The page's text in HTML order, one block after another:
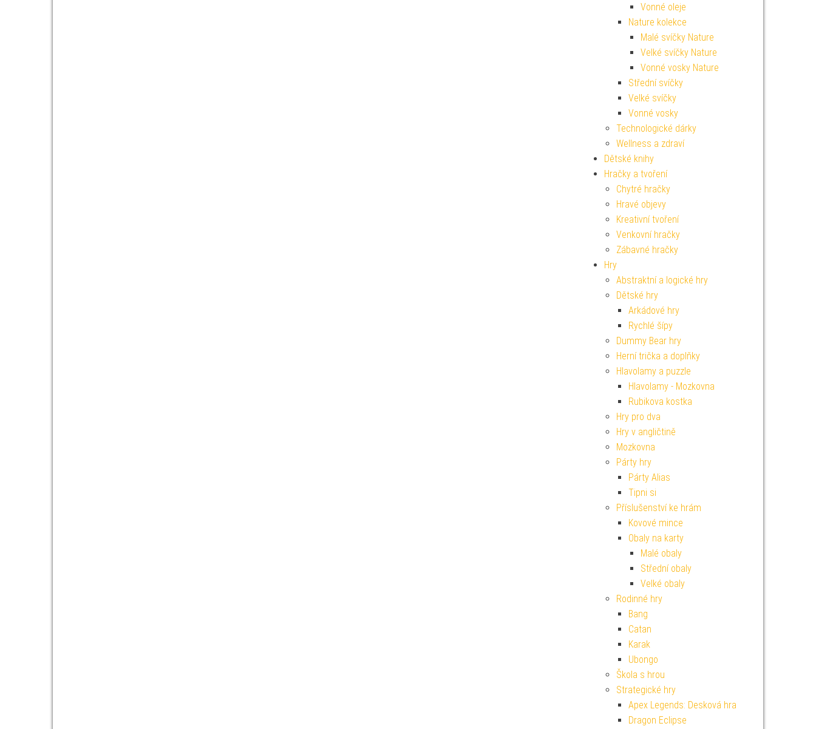
Vonné oleje
Nature kolekce
Malé svíčky Nature
Velké svíčky Nature
Vonné vosky Nature
Střední svíčky
Velké svíčky
Vonné vosky
Technologické dárky
Wellness a zdraví
Dětské knihy
Hračky a tvoření
Chytré hračky
Hravé objevy
Kreativní tvoření
Venkovní hračky
Zábavné hračky
Hry
Abstraktní a logické hry
Dětské hry
Arkádové hry
Rychlé šípy
Dummy Bear hry
Herní trička a doplňky
Hlavolamy a puzzle
Hlavolamy - Mozkovna
Rubikova kostka
Hry pro dva
Hry v angličtině
Mozkovna
Párty hry
Párty Alias
Tipni si
Příslušenství ke hrám
Kovové mince
Obaly na karty
Malé obaly
Střední obaly
Velké obaly
Rodinné hry
Bang
Catan
Karak
Ubongo
Škola s hrou
Strategické hry
Apex Legends: Desková hra
Dragon Eclipse